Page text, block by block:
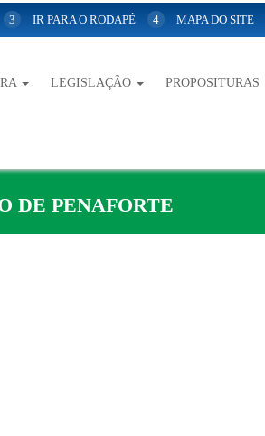
3 IR PARA O RODAPÉ 4 MAPA DO SITE
LEGISLAÇÃO PROPOSITURAS
DE PENAFORTE